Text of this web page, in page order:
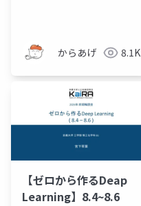
からあげ 8.1K
【ゼロから作るDeap
Learning】8.4~8.6